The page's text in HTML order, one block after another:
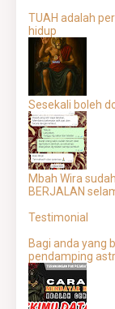
TUAH adalah
hidup
Sesekali boleh
Mbah Wira
BERJALAN
Testimonial
Bagi anda yang
pendamping